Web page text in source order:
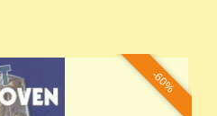
-60%